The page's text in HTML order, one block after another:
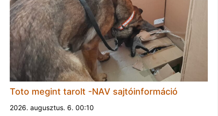
Toto megint tarolt -NAV sajtóinformáció
2026. augusztus. 6. 00:10